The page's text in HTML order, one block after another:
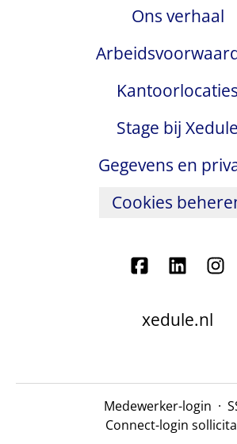
Ons verhaal
Kantoorlocaties
Stage bij Xedule
Gegevens en
Cookies
xedule.nl
Medewerker-login ·
Connect-login